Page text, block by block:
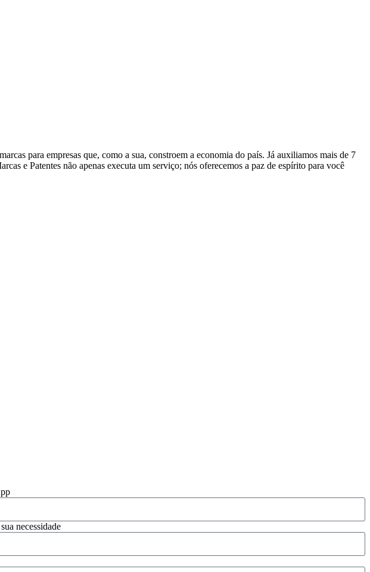
para empresas que, como a sua, constroem a economia do país. Já auxiliamos mais de 7
e Patentes não apenas executa um serviço; nós oferecemos a paz de espírito para você
necessidade